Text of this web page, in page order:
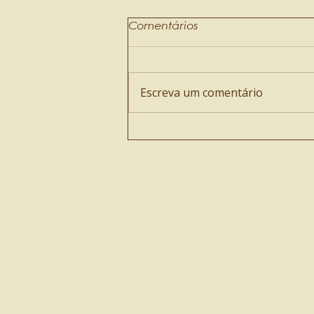
Comentários
Escreva um comentário